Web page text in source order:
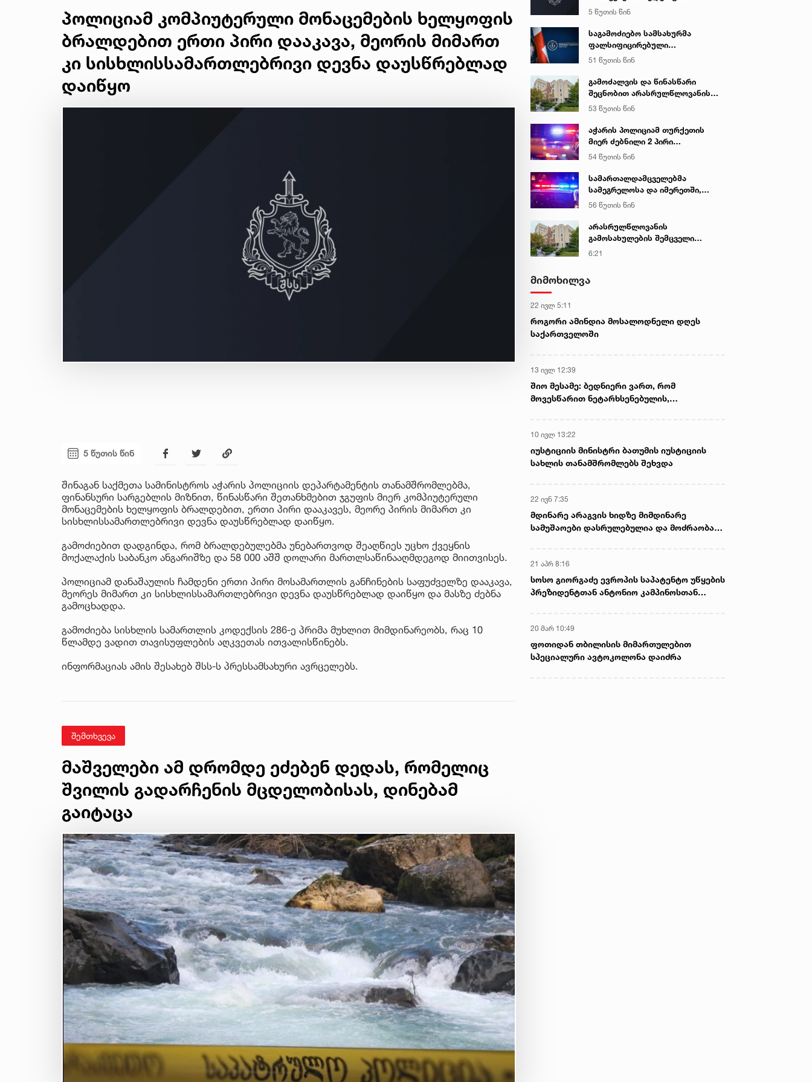
პოლიციამ კომპიუტერული მონაცემების ხელყოფის
ბრალდებით ერთი პირი დააკავა, მეორის მიმართ
კი სისხლისსამართლებრივი დევნა დაუსწრებლად
დაიწყო
5 წუთის წინ
შინაგან საქმეთა სამინისტროს აჭარის პოლიციის დეპარტამენტის თანამშრომლებმა,
ფინანსური სარგებლის მიზნით, წინასწარი შეთანხმებით ჯგუფის მიერ კომპიუტერული
მონაცემების ხელყოფის ბრალდებით, ერთი პირი დააკავეს, მეორე პირის მიმართ კი
სისხლისსამართლებრივი დევნა დაუსწრებლად დაიწყო.
გამოძიებით დადგინდა, რომ ბრალდებულებმა უნებართვოდ შეაღწიეს უცხო ქვეყნის
მოქალაქის საბანკო ანგარიშზე და 58 000 აშშ დოლარი მართლსაწინააღმდეგოდ მიითვისეს.
პოლიციამ დანაშაულის ჩამდენი ერთი პირი მოსამართლის განჩინების საფუძველზე დააკავა,
მეორეს მიმართ კი სისხლისსამართლებრივი დევნა დაუსწრებლად დაიწყო და მასზე ძებნა
გამოცხადდა.
გამოძიება სისხლის სამართლის კოდექსის 286-ე პრიმა მუხლით მიმდინარეობს, რაც 10
წლამდე ვადით თავისუფლების აღკვეთას ითვალისწინებს.
ინფორმაციას ამის შესახებ შსს-ს პრესსამსახური ავრცელებს.
შემთხვევა
მაშველები ამ დრომდე ეძებენ დედას, რომელიც
შვილის გადარჩენის მცდელობისას, დინებამ
გაიტაცა
ბრალდებით ერთი პირი დააკავა,
მეორის მიმართ კი
სისხლისსამართლებრივი დევნა
დაუსწრებლად დაიწყო
5 წუთის წინ
საგამოძიებო სამსახურმა
ფალსიფიცირებული
ალკოჰოლური სასმელებისა და
ყალბი აქციზური მარკების
დამზადება-გასაღების ფაქტზე 3
პირი დააკავა
51 წუთის წინ
გამოძალვის და წინასწარი
შეცნობით არასრულწლოვანის
გამოსახულების შემცველი
პორნოგრაფიული ნაწარმოების
დამზადების, შენახვისა და
გავრცელების ფაქტებზე, ერთ
53 წუთის წინ
აჭარის პოლიციამ თურქეთის
მიერ ძებნილი 2 პირი
ცეცხლსასროლი იარაღის
უკანონოდ შეძენა-შენახვა-
ტარებისა და საზღვრის უკანონო
კვეთის ბრალდებით დააკავა
54 წუთის წინ
სამართალდამცველებმა
სამეგრელოსა და იმერეთში,
ნარკოდანაშაულის ბრალდებით,
3 პირი დააკავეს
56 წუთის წინ
არასრულწლოვანის
გამოსახულების შემცველი
პორნოგრაფიული ნაწარმოების
პირს ბრალდება წარედგინა
6:21
მიმოხილვა
22 ივლ 5:11
როგორი ამინდია მოსალოდნელი დღეს
საქართველოში
13 ივლ 12:39
შიო მესამე: ბედნიერი ვართ, რომ
მოვესწარით ნეტარხსენებულის,
10 ივლ 13:22
იუსტიციის მინისტრი ბათუმის იუსტიციის
სახლის თანამშრომლებს შეხვდა
22 ივნ 7:35
მდინარე არაგვის ხიდზე მიმდინარე
სამუშაოები დასრულებულია და მოძრაობა
21 აპრ 8:16
სოსო გიორგაძე ევროპის საპატენტო უწყების
პრეზიდენტთან ანტონიო კამპინოსთან
20 მარ 10:49
ფოთიდან თბილისის მიმართულებით
სპეციალური ავტოკოლონა დაიძრა